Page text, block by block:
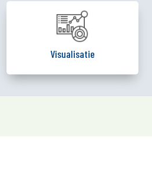
Visualisatie